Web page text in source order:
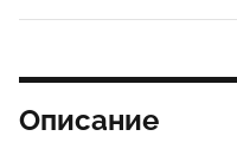
Описание